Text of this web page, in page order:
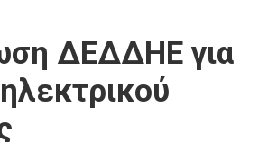
ΔΕΔΔΗΕ για